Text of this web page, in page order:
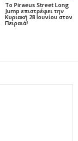
Το Piraeus Street Long
Jump επιστρέφει την
Κυριακή 28 Ιουνίου στον
Πειραιά!